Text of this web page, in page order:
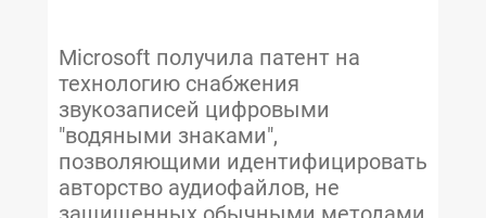
Microsoft получила патент на
технологию снабжения
звукозаписей цифровыми
"водяными знаками",
позволяющими идентифицировать
авторство аудиофайлов, не